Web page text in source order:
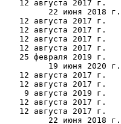
12 августа 2017 г.
22 июня 2018
12 августа 2017 г.
12 августа 2017 г.
12 августа 2017 г.
12 августа 2017 г.
25 февраля 2019 г.
19 июня 2020
12 августа 2017 г.
12 августа 2017 г.
9 августа 2019 г.
12 августа 2017 г.
12 августа 2017 г.
22 июня 2018